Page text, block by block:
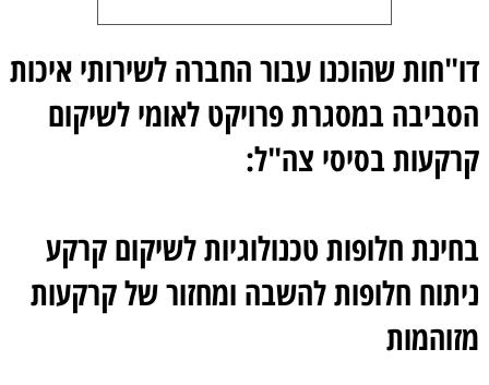
דו"חות שהוכנו עבור החברה לשירותי איכות
הסביבה במסגרת פרויקט לאומי לשיקום
קרקעות בסיסי צה"ל:
בחינת חלופות טכנולוגיות לשיקום קרקע
ניתוח חלופות להשבה ומחזור של קרקעות
מזוהמות